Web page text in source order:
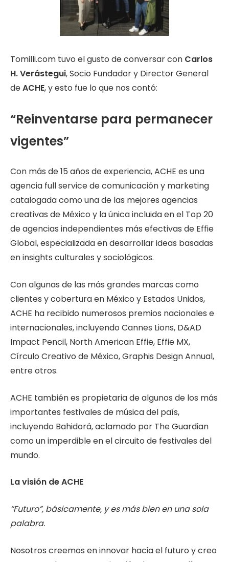
Tomilli.com tuvo el gusto de conversar con Carlos
H. Verástegui, Socio Fundador y Director General
deACHE, y esto fue lo que nos contó:
“Reinventarse para permanecer
vigentes”
Con más de 15 años de experiencia, ACHE es una
agencia full service de comunicación y marketing
catalogada como una de las mejores agencias
creativas de México y la única incluida en el Top 20
de agencias independientes más efectivas de Effie
Global, especializada en desarrollar ideas basadas
en insights culturales y sociológicos.
Con algunas de las más grandes marcas como
clientes y cobertura en México y Estados Unidos,
ACHE ha recibido numerosos premios nacionales e
internacionales, incluyendo Cannes Lions, D&AD
Impact Pencil, North American Effie, Effie MX,
Círculo Creativo de México, Graphis Design Annual,
entre otros.
ACHE también es propietaria de algunos de los más
importantes festivales de música del país,
incluyendo Bahidorá, aclamado por The Guardian
como un imperdible en el circuito de festivales del
mundo.
La visión de ACHE
“Futuro”, básicamente, y es más bien en una sola
palabra.
Nosotros creemos en innovar hacia el futuro y creo